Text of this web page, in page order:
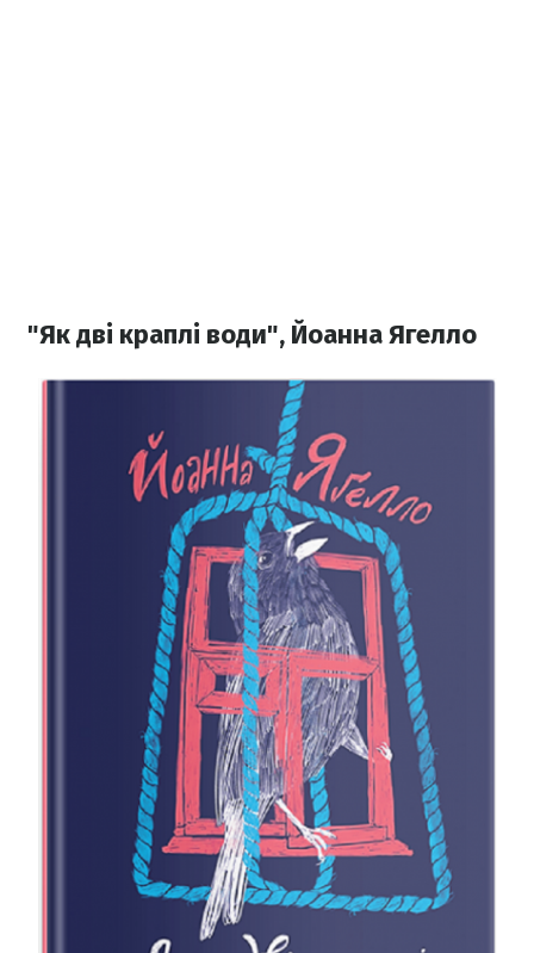
"Як дві краплі води", Йоанна Ягелло